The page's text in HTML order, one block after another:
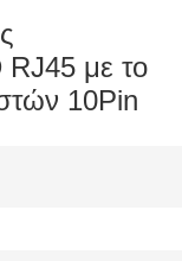
με το
10Pin